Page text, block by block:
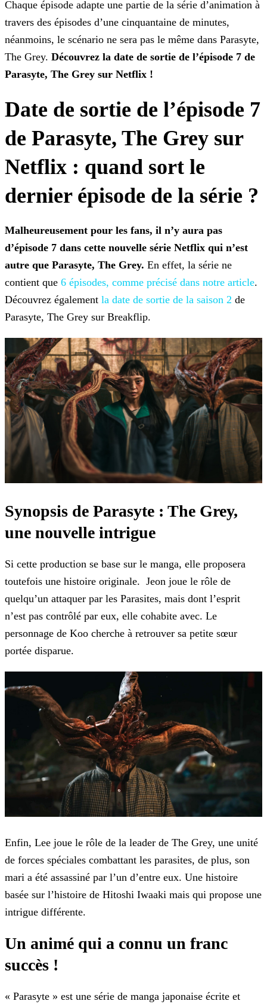
Chaque épisode adapte une partie de la série d’animation à
travers des épisodes d’une cinquantaine de minutes,
néanmoins, le scénario ne sera pas le même dans Parasyte,
The Grey. Découvrez la date de sortie de l’épisode 7 de
Parasyte, The Grey sur Netflix !
Date de sortie de l’épisode 7
de Parasyte, The Grey sur
Netflix : quand sort le
dernier épisode de la série ?
Malheureusement pour les fans, il n’y aura pas
d’épisode 7 dans cette nouvelle série Netflix qui n’est
autre que Parasyte, The Grey. En effet, la série ne
contient que 6 épisodes, comme précisé dans notre article.
Découvrez également la date de sortie de la saison 2 de
Parasyte, The Grey sur Breakflip.
Synopsis de Parasyte : The Grey,
une nouvelle intrigue
Si cette production se base sur le manga, elle proposera
toutefois une histoire originale. Jeon joue le rôle de
quelqu’un attaquer par les Parasites, mais dont l’esprit
n’est pas contrôlé par eux, elle cohabite avec. Le
personnage de Koo cherche à retrouver sa petite sœur
portée disparue.
Enfin, Lee joue le rôle de la leader de The Grey, une unité
de forces spéciales combattant les parasites, de plus, son
mari a été assassiné par l’un d’entre eux. Une histoire
basée sur l’histoire de Hitoshi Iwaaki mais qui propose une
intrigue différente.
Un animé qui a connu un franc
succès !
« Parasyte » est une série de manga japonaise écrite et